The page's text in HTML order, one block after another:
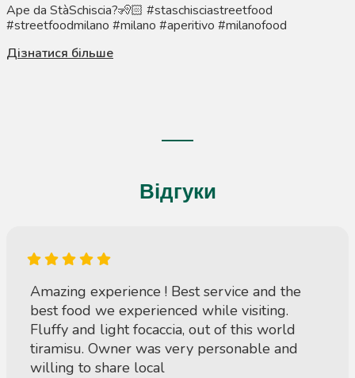
Ape da StàSchiscia?🧏🏻 #staschisciastreetfood
#streetfoodmilano #milano #aperitivo #milanofood
Дізнатися більше
Відгуки
Amazing experience ! Best service and the
best food we experienced while visiting.
Fluffy and light focaccia, out of this world
tiramisu. Owner was very personable and
willing to share local